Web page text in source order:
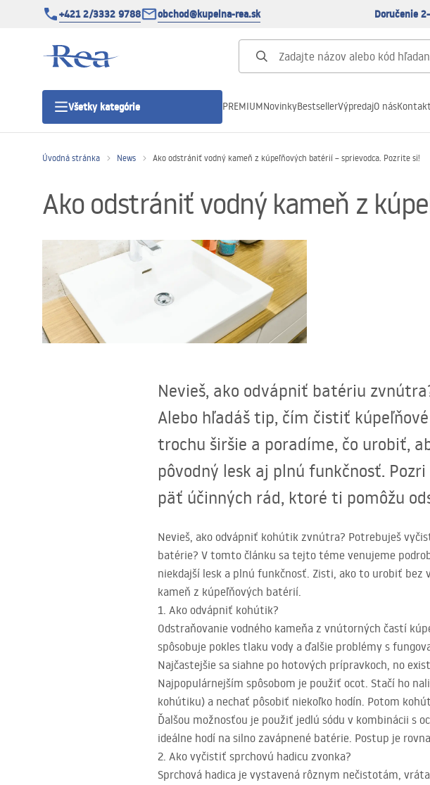
+421 2/3332 9788 obchod@kupelna-rea.sk Doručenie
Všetky kategórie
Sprchové dvere
Sprchové vaničky
Sanitárna keramika
Kúpeľňové doplnky a nábytok
PREMIUMNovinkyBestsellerVýpredajO násKontakt
Úvodná stránka News Ako odstrániť vodný kameň z kúpeľňových batérií – sprievodca. Pozrite si!
Ako odstrániť vodný kameň z
Nevieš, ako odvápniť batériu
Alebo hľadáš tip, čím čistiť
trochu širšie a poradíme, čo urobiť,
pôvodný lesk aj plnú funkčnosť.
päť účinných rád, ktoré ti pomôžu
Nevieš, ako odvápniť kohútik zvnútra? Potrebuješ
batérie? V tomto článku sa tejto téme venujeme
niekdajší lesk a plnú funkčnosť. Zisti, ako to urobiť
kameň z kúpeľňových batérií.
1. Ako odvápniť kohútik?
Odstraňovanie vodného kameňa z vnútorných častí
spôsobuje pokles tlaku vody a ďalšie problémy s
Najčastejšie sa siahne po hotových prípravkoch, no
Najpopulárnejším spôsobom je použiť ocot. Stačí ho
kohútiku) a nechať pôsobiť niekoľko hodín. Potom
Ďalšou možnosťou je použiť jedlú sódu v kombinácii s
ideálne hodí na silno zavápnené batérie. Postup je
2. Ako vyčistiť sprchovú hadicu zvonka?
Sprchová hadica je vystavená rôznym nečistotám,